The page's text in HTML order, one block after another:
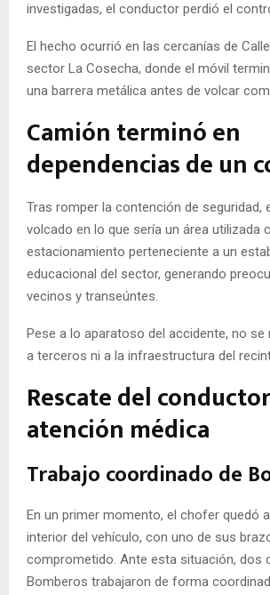
investigadas, el conductor perdió el
El hecho ocurrió en las cercanías de
sector La Cosecha, donde el móvil
una barrera metálica antes de volcar
Camión terminó en
dependencias de un
Tras romper la contención de seguridad,
volcado en lo que sería un área utilizada
estacionamiento perteneciente a un
educacional del sector, generando
vecinos y transeúntes.
Pese a lo aparatoso del accidente, no
a terceros ni a la infraestructura del
Rescate del
atención médica
Trabajo coordinado de
En un primer momento, el chofer quedó
interior del vehículo, con uno de sus
comprometido. Ante esta situación, dos
Bomberos trabajaron de forma